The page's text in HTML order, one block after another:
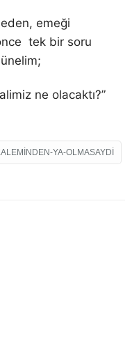
emeği
tek bir soru
ne olacaktı?”
YA-OLMASAYDI